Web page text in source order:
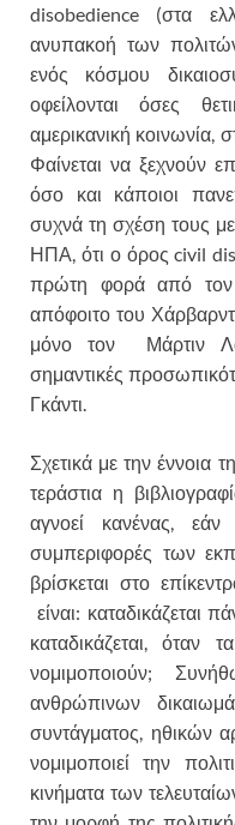
disobedience (στα
ανυπακοή των
ενός κόσμου
οφείλονται όσες
αμερικανική κοινωνία,
Φαίνεται να ξεχνούν
όσο και κάποιοι
συχνά τη σχέση τους
ΗΠΑ, ότι ο όρος civil
πρώτη φορά από τον
απόφοιτο του
μόνο τον Μάρτιν
σημαντικές
Γκάντι.
Σχετικά με την έννοια
τεράστια η
αγνοεί κανένας, εάν
συμπεριφορές των
βρίσκεται στο
είναι: καταδικάζεται
καταδικάζεται,
νομιμοποιούν;
ανθρώπινων
συντάγματος, ηθικών
νομιμοποιεί την
κινήματα των